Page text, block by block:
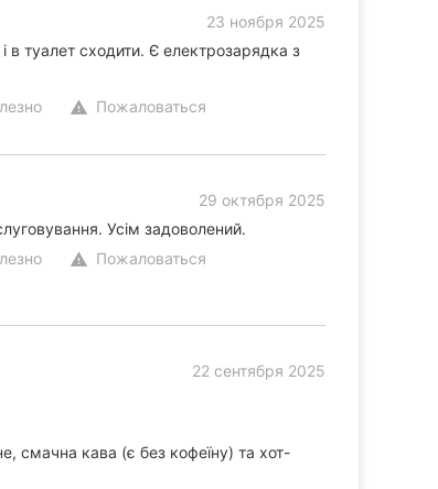
23 ноября 2025
в туалет сходити. Є електрозарядка з
warning Пожаловаться
29 октября 2025
Усім задоволений.
warning Пожаловаться
22 сентября 2025
смачна кава (є без кофеїну) та хот-